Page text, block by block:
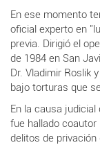
En ese momento
oficial experto en
previa. Dirigió el
de 1984 en San
Dr. Vladimir Roslik
bajo torturas que
En la causa
fue hallado
delitos de